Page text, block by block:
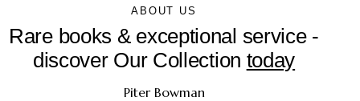
ABOUT US
Rare books & exceptional service -
discover Our Collection today
Piter Bowman